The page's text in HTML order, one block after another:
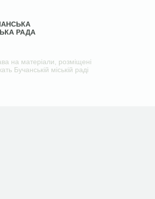
РАДА
на матеріали, розміщені
Бучанській міській раді